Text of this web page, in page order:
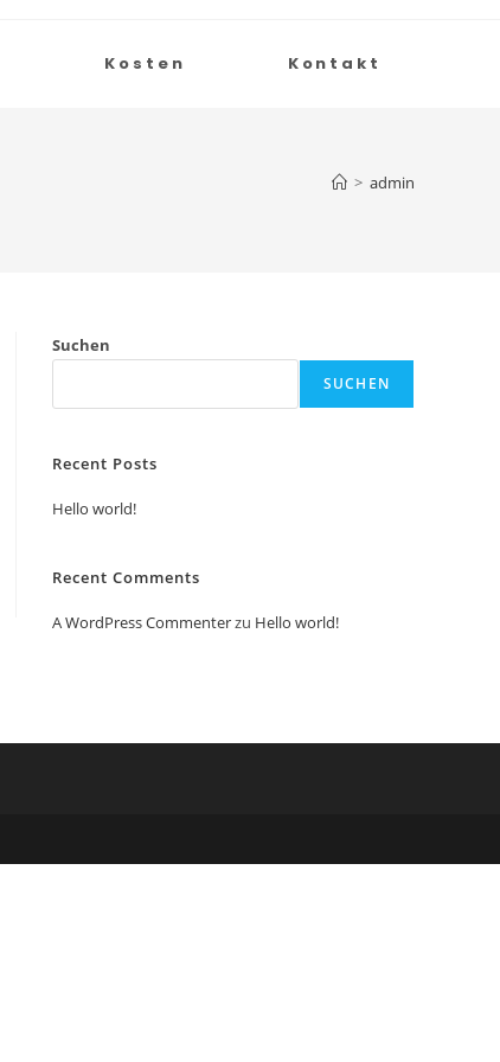
Kosten Kontakt
> admin
Suchen
SUCHEN
Recent Posts
Hello world!
Recent Comments
A WordPress Commenterzu Hello world!